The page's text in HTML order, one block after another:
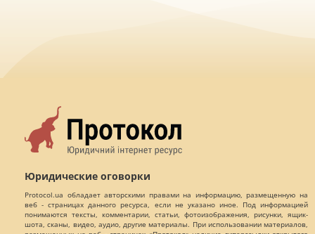
Юридические оговорки
Protocol.ua обладает авторскими правами на информацию, размещенную на
веб - страницах данного ресурса, если не указано иное. Под информацией
понимаются тексты, комментарии, статьи, фотоизображения, рисунки, ящик-
шота, сканы, видео, аудио, другие материалы. При использовании материалов,